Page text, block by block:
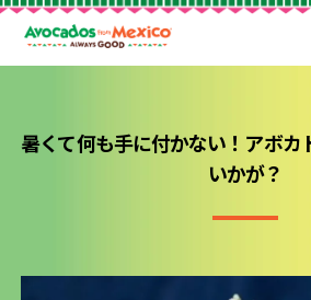
暑くて何も手に付かない！アボカ
いかが？